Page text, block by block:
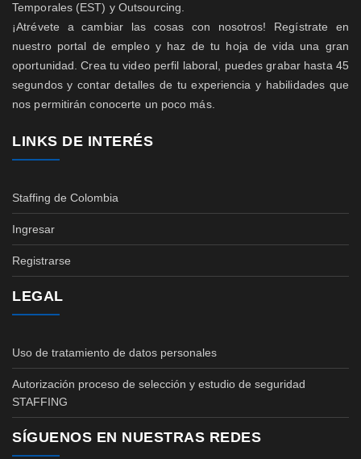
Temporales (EST) y Outsourcing.
¡Atrévete a cambiar las cosas con nosotros! Regístrate en
nuestro portal de empleo y haz de tu hoja de vida una gran
oportunidad. Crea tu video perfil laboral, puedes grabar hasta 45
segundos y contar detalles de tu experiencia y habilidades que
nos permitirán conocerte un poco más.
LINKS DE INTERÉS
Staffing de Colombia
Ingresar
Registrarse
LEGAL
Uso de tratamiento de datos personales
Autorización proceso de selección y estudio de seguridad
STAFFING
SÍGUENOS EN NUESTRAS REDES